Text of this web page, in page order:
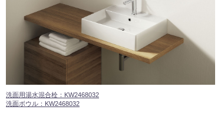
洗面用湯水混合栓：KW2468032
洗面ボウル：KW2468032